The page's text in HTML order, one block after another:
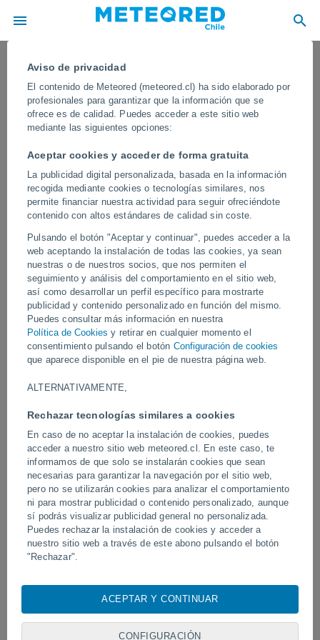
Aviso de privacidad
El contenido de Meteored (meteored.cl) ha sido elaborado por
profesionales para garantizar que la información que se
ofrece es de calidad. Puedes acceder a este sitio web
mediante las siguientes opciones:
Aceptar cookies y acceder de forma gratuita
La publicidad digital personalizada, basada en la información
recogida mediante cookies o tecnologías similares, nos
permite financiar nuestra actividad para seguir ofreciéndote
contenido con altos estándares de calidad sin coste.
Pulsando el botón "Aceptar y continuar", puedes acceder a la
web aceptando la instalación de todas las cookies, ya sean
nuestras o de nuestros socios, que nos permiten el
seguimiento y análisis del comportamiento en el sitio web,
así como desarrollar un perfil específico para mostrarte
publicidad y contenido personalizado en función del mismo.
Puedes consultar más información en nuestra
Política de Cookies y retirar en cualquier momento el
consentimiento pulsando el botón Configuración de cookies
que aparece disponible en el pie de nuestra página web.
ALTERNATIVAMENTE,
Rechazar tecnologías similares a cookies
En caso de no aceptar la instalación de cookies, puedes
acceder a nuestro sitio web meteored.cl. En este caso, te
informamos de que solo se instalarán cookies que sean
necesarias para garantizar la navegación por el sitio web,
pero no se utilizarán cookies para analizar el comportamiento
ni para mostrar publicidad o contenido personalizado, aunque
sí podrás visualizar publicidad general no personalizada.
Puedes rechazar la instalación de cookies y acceder a
nuestro sitio web a través de este abono pulsando el botón
"Rechazar".
cookies, identificadores únicos o tecnologías similares para
visita en este sitio web, las direcciones IP y los
identificadores de cookies. Es posible que algunos
ACEPTAR Y CONTINUAR
CONFIGURACIÓN
Una erupción del volcán Dukono
(Indonesia) acaba con la vida de
varios turistas
Las autoridades recuerdan que hay que mantenerse a unos 4 km
del cráter del volcán, uno de los más activos del país. Hay varios
desaparecidos.
Vídeos
Tornados y lluvias torrenciales en
Pelotas, Brasil.
Un rayo impactó en un
fútbol en Narathiwat,
Síguenos